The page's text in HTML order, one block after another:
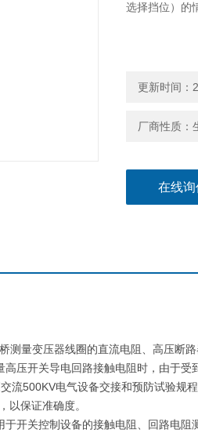
选择挡位）的
更新时间：
厂商性质：
在线询
测量变压器线圈的直流电阻、高压断
压开关导电回路接触电阻时，由于
流500KV电气设备交接和预防试验规
以保证准确度。
开关控制设备的接触电阻、回路电